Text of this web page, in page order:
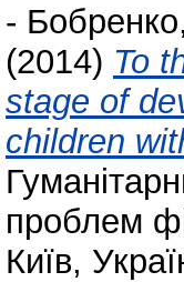
-
(2014) To
stage of
children
проблем
Київ,